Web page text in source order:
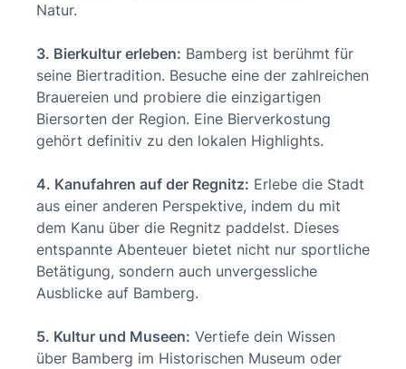
Natur.
3. Bierkultur erleben: Bamberg ist berühmt für
seine Biertradition. Besuche eine der zahlreichen
Brauereien und probiere die einzigartigen
Biersorten der Region. Eine Bierverkostung
gehört definitiv zu den lokalen Highlights.
4. Kanufahren auf der Regnitz: Erlebe die Stadt
aus einer anderen Perspektive, indem du mit
dem Kanu über die Regnitz paddelst. Dieses
entspannte Abenteuer bietet nicht nur sportliche
Betätigung, sondern auch unvergessliche
Ausblicke auf Bamberg.
5. Kultur und Museen: Vertiefe dein Wissen
über Bamberg im Historischen Museum oder